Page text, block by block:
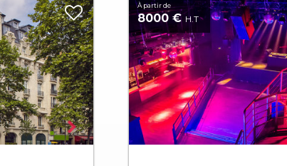
À partir de
8000 €H.T